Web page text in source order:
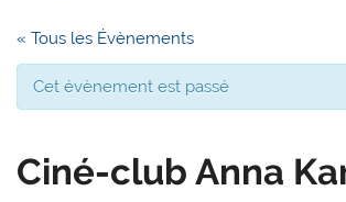
« Tous les Évènements
Cet évènement est passé
Ciné-club Anna